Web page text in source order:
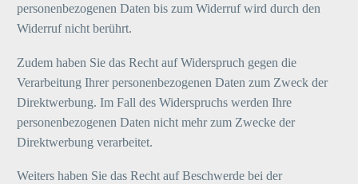
personenbezogenen Daten bis zum Widerruf wird durch den
Widerruf nicht berührt.
Zudem haben Sie das Recht auf Widerspruch gegen die
Verarbeitung Ihrer personenbezogenen Daten zum Zweck der
Direktwerbung. Im Fall des Widerspruchs werden Ihre
personenbezogenen Daten nicht mehr zum Zwecke der
Direktwerbung verarbeitet.
Weiters haben Sie das Recht auf Beschwerde bei der